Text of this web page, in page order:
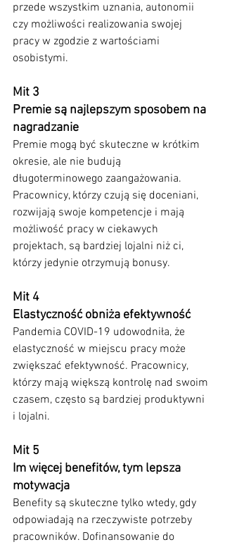
przede wszystkim uznania, autonomii
czy możliwości realizowania swojej
pracy w zgodzie z wartościami
osobistymi.
Mit 3
Premie są najlepszym sposobem na
nagradzanie
Premie mogą być skuteczne w krótkim
okresie, ale nie budują
długoterminowego zaangażowania.
Pracownicy, którzy czują się doceniani,
rozwijają swoje kompetencje i mają
możliwość pracy w ciekawych
projektach, są bardziej lojalni niż ci,
którzy jedynie otrzymują bonusy.
Mit 4
Elastyczność obniża efektywność
Pandemia COVID-19 udowodniła, że
elastyczność w miejscu pracy może
zwiększać efektywność. Pracownicy,
którzy mają większą kontrolę nad swoim
czasem, często są bardziej produktywni
i lojalni.
Mit 5
Im więcej benefitów, tym lepsza
motywacja
Benefity są skuteczne tylko wtedy, gdy
odpowiadają na rzeczywiste potrzeby
pracowników. Dofinansowanie do